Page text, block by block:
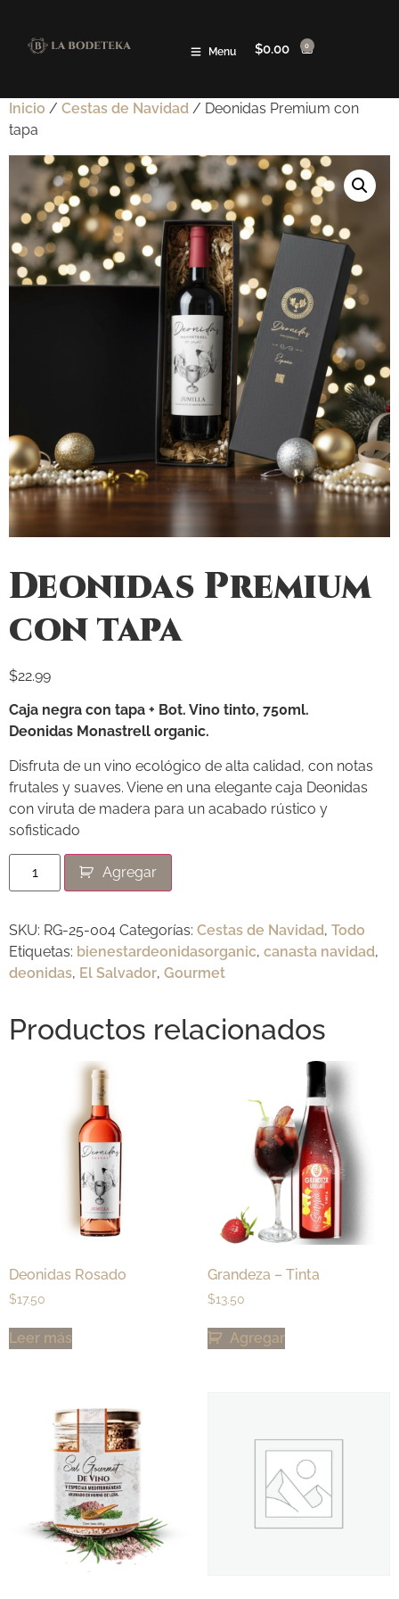
Menu $0.00 0
Inicio / Cestas de Navidad / Deonidas Premium con
tapa
Deonidas Premium
con tapa
$22.99
Caja negra con tapa + Bot. Vino tinto, 750ml.
Deonidas Monastrell organic.
Disfruta de un vino ecológico de alta calidad, con notas
frutales y suaves. Viene en una elegante caja Deonidas
con viruta de madera para un acabado rústico y
sofisticado
Agregar
SKU: RG-25-004 Categorías: Cestas de Navidad, Todo
Etiquetas: bienestardeonidasorganic, canasta navidad,
deonidas, El Salvador, Gourmet
Productos relacionados
Deonidas Rosado
$17.50
Leer más
Grandeza – Tinta
$13.50
Agregar